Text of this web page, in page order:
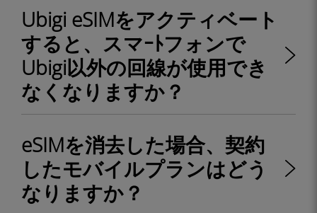
Ubigi eSIMをアクティベート
すると、スマｰﾄフォンで
Ubigi以外の回線が使用でき
なくなりますか？
eSIMを消去した場合、契約
したモバイルプランはどう
なりますか？